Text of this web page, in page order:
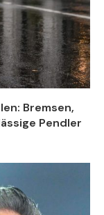
Bremsen,
Pendler